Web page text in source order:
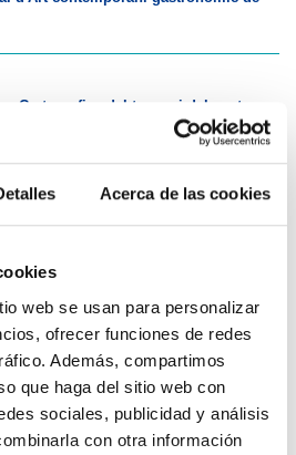
Acerca de las cookies
web se usan para personalizar
ofrecer funciones de redes
Además, compartimos
que haga del sitio web con
sociales, publicidad y análisis
con otra información
Cartografies del temps i del gest
de mestres romescaires en
d'amistat
blava, Sextant